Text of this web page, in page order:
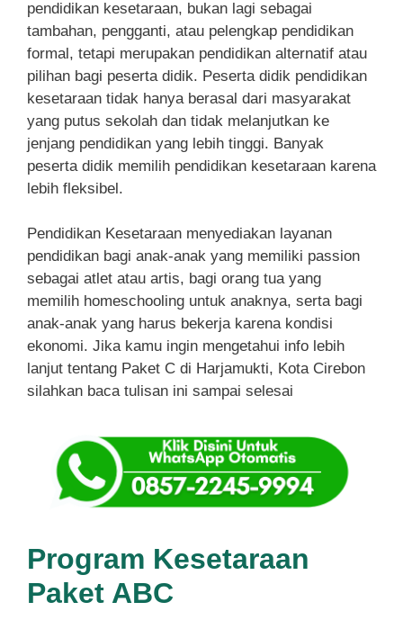
pendidikan kesetaraan, bukan lagi sebagai
tambahan, pengganti, atau pelengkap pendidikan
formal, tetapi merupakan pendidikan alternatif atau
pilihan bagi peserta didik. Peserta didik pendidikan
kesetaraan tidak hanya berasal dari masyarakat
yang putus sekolah dan tidak melanjutkan ke
jenjang pendidikan yang lebih tinggi. Banyak
peserta didik memilih pendidikan kesetaraan karena
lebih fleksibel.
Pendidikan Kesetaraan menyediakan layanan
pendidikan bagi anak-anak yang memiliki passion
sebagai atlet atau artis, bagi orang tua yang
memilih homeschooling untuk anaknya, serta bagi
anak-anak yang harus bekerja karena kondisi
ekonomi. Jika kamu ingin mengetahui info lebih
lanjut tentang Paket C di Harjamukti, Kota Cirebon
silahkan baca tulisan ini sampai selesai
Program Kesetaraan
Paket ABC